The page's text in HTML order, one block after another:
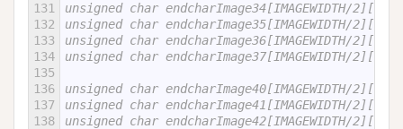
131
132
133
134
135
136
137
138
unsigned char endcharImage34[IMAGEWIDTH/
unsigned char endcharImage35[IMAGEWIDTH/
unsigned char endcharImage36[IMAGEWIDTH/
unsigned char endcharImage37[IMAGEWIDTH/
unsigned char endcharImage40[IMAGEWIDTH/
unsigned char endcharImage41[IMAGEWIDTH/
unsigned char endcharImage42[IMAGEWIDTH/